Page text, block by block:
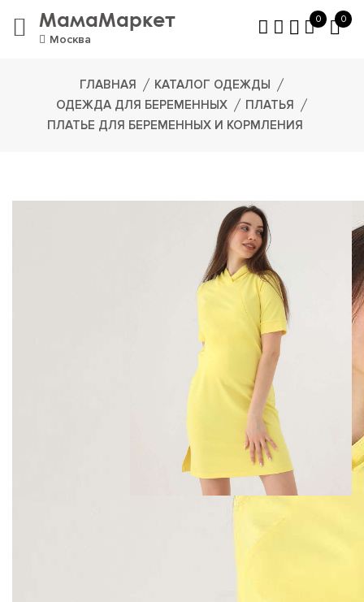
МамаМаркет
Москва
0 0
ГЛАВНАЯ
КАТАЛОГ ОДЕЖДЫ
ОДЕЖДА ДЛЯ БЕРЕМЕННЫХ
ПЛАТЬЯ
ПЛАТЬЕ ДЛЯ БЕРЕМЕННЫХ И КОРМЛЕНИЯ